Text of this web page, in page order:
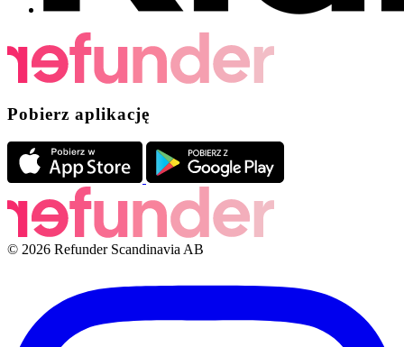
Pobierz aplikację
© 2026 Refunder Scandinavia AB